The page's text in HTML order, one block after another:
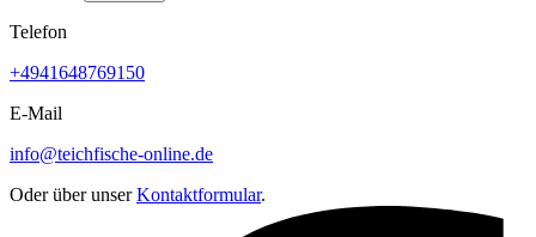
Telefon
+4941648769150
E-Mail
info@teichfische-online.de
Oder über unserKontaktformular.